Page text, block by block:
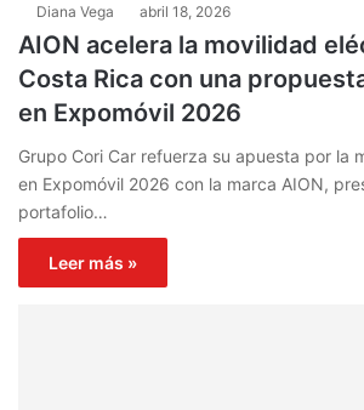
Diana Vega abril 18, 2026
AION acelera la movilidad
Costa Rica con una
en Expomóvil 2026
Grupo Cori Car refuerza su apuesta por la
en Expomóvil 2026 con la marca AION,
portafolio…
Leer más »